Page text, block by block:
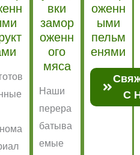
вки
замор
оженн
ого
мяса
Наши
перера
батыва
емые
оженн
ыми
пельм
енями
С